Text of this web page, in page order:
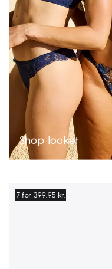
7 for 399.95 kr.
Shop looket